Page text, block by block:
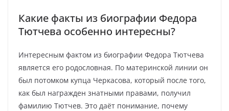
Какие факты из биографии Федора
Тютчева особенно интересны?
Интересным фактом из биографии Федора Тютчева
является его родословная. По материнской линии он
был потомком купца Черкасова, который после того,
как был награжден знатными правами, получил
фамилию Тютчев. Это даёт понимание, почему